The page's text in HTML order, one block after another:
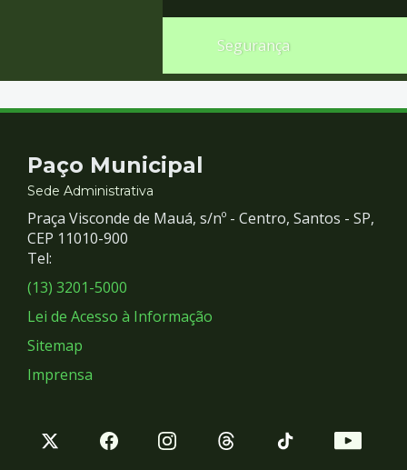
Segurança
Contato
e
Redes
Sociais
Paço Municipal
Sede Administrativa
Praça Visconde de Mauá, s/nº - Centro, Santos - SP,
CEP 11010-900
Tel:
(13) 3201-5000
Lei de Acesso à Informação
Sitemap
Imprensa